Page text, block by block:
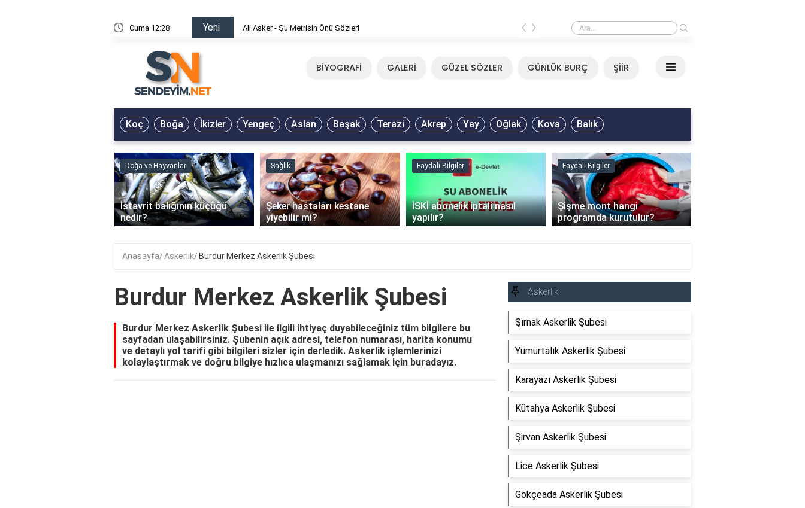
Cuma 12:28 Yeni Ali Asker - Şu Metrisin Önü Sözleri Mirkelam - Tavla Sözleri
‹ ›
BİYOGRAFİ GALERİ GÜZEL SÖZLER GÜNLÜK BURÇ ŞİİR
Koç Boğa İkizler Yengeç Aslan Başak Terazi Akrep Yay Oğlak Kova Balık
Doğa ve Hayvanlar
İstavrit balığının küçüğü
nedir?
Sağlık
Şeker hastaları kestane
yiyebilir mi?
Faydalı Bilgiler
İSKİ abonelik iptali nasıl
yapılır?
Faydalı Bilgiler
Şişme mont hangi
programda kurutulur?
‹ ›
Anasayfa Askerlik Burdur Merkez Askerlik Şubesi
Burdur Merkez Askerlik Şubesi
Burdur Merkez Askerlik Şubesi ile ilgili ihtiyaç duyabileceğiniz tüm bilgilere bu
sayfadan ulaşabilirsiniz. Şubenin açık adresi, telefon numarası, harita konumu
ve detaylı yol tarifi gibi bilgileri sizler için derledik. Askerlik işlemlerinizi
kolaylaştırmak ve doğru bilgiye hızlıca ulaşmanızı sağlamak için buradayız.
Askerlik
Şırnak Askerlik Şubesi
Yumurtalık Askerlik Şubesi
Karayazı Askerlik Şubesi
Kütahya Askerlik Şubesi
Şirvan Askerlik Şubesi
Lice Askerlik Şubesi
Gökçeada Askerlik Şubesi